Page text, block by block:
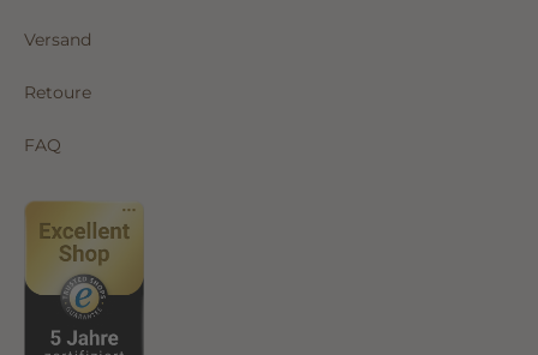
Versand
Retoure
FAQ